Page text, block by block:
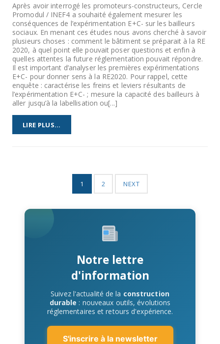
Après avoir interrogé les promoteurs-constructeurs, Cercle
Promodul / INEF4 a souhaité également mesurer les
conséquences de l’expérimentation E+C- sur les bailleurs
sociaux. En menant ces études nous avons cherché à savoir
plusieurs choses : comment le bâtiment se préparait à la RE
2020, à quel point elle pouvait poser questions et enfin à
quelles attentes la future réglementation pouvait répondre.
Il est important d’analyser les premières expérimentations
E+C- pour donner sens à la RE2020. Pour rappel, cette
enquête : caractérise les freins et leviers résultants de
l’expérimentation E+C- ; mesure la capacité des bailleurs à
aller jusqu’à la labellisation ou[...]
LIRE PLUS...
1 2 NEXT
Notre lettre
d'information
Suivez l'actualité de la construction
durable : nouveaux outils, évolutions
réglementaires et retours d'expérience.
S'inscrire à la newsletter